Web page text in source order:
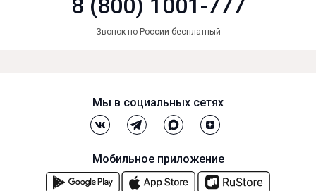
8 (800) 1001-777
Звонок по России бесплатный
Мы в социальных сетях
Мобильное приложение